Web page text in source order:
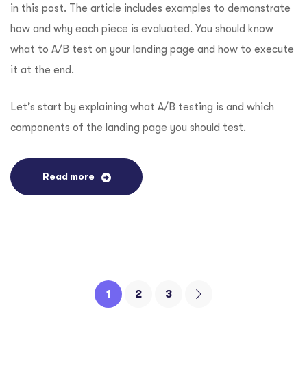
in this post. The article includes examples to demonstrate
how and why each piece is evaluated. You should know
what to A/B test on your landing page and how to execute
it at the end.
Let’s start by explaining what A/B testing is and which
components of the landing page you should test.
Read more
1 2 3